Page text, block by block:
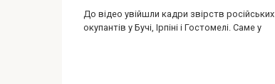
До відео увійшли кадри звірств російських
окупантів у Бучі, Ірпіні і Гостомелі. Саме у